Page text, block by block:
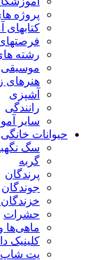
پروژه
رشته
موسیقی
هنرهای
آشپزی
رانندگی
سایر
حیوانات خانگی
سگ
گربه
پرندگان
جوندگان
حشرات
ماهی‌ها
کلینیک
پت شاپ